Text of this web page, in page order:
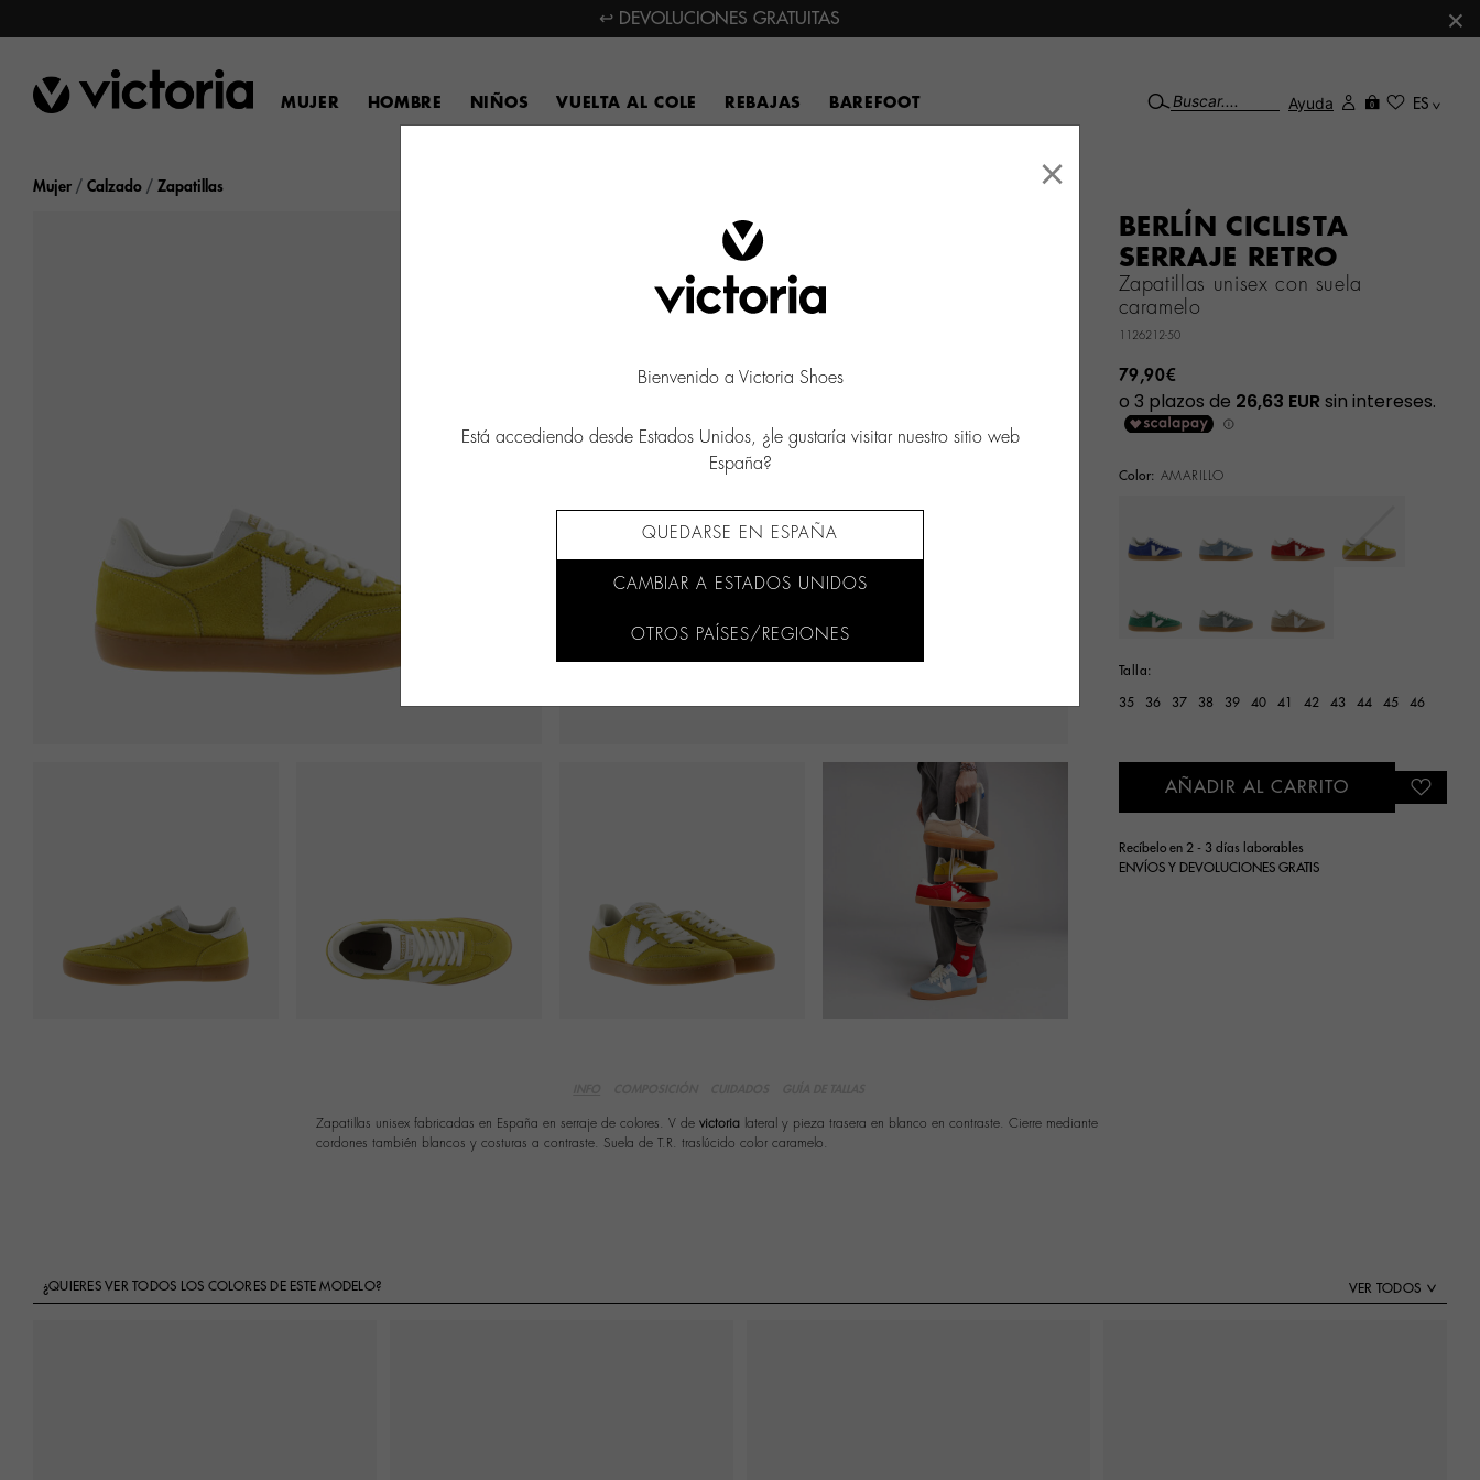
↩ DEVOLUCIONES GRATUITAS ×
MUJER HOMBRE NIÑOS VUELTA AL COLE REBAJAS BAREFOOT Ayuda ES
Mujer Calzado Zapatillas
BERLÍN CICLISTA
SERRAJE RETRO
Zapatillas unisex con suela
caramelo
1126212-50
79,90€
Color: AMARILLO
Talla:
35 36 37 38 39 40 41 42 43 44 45 46
AÑADIR AL CARRITO
Recíbelo en 2 - 3 días laborables
ENVÍOS Y DEVOLUCIONES GRATIS
Zapatillas unisex fabricadas en España en serraje de colores. V de victoria lateral y pieza trasera en blanco en contraste. Cierre mediante
cordones también blancos y costuras a contraste. Suela de T.R. traslúcido color caramelo.
¿QUIERES VER TODOS LOS COLORES DE ESTE MODELO? VER TODOS
×
Bienvenido a Victoria Shoes
Está accediendo desde Estados Unidos, ¿le gustaría visitar nuestro sitio web
España?
QUEDARSE EN ESPAÑA
CAMBIAR A ESTADOS UNIDOS
OTROS PAÍSES/REGIONES